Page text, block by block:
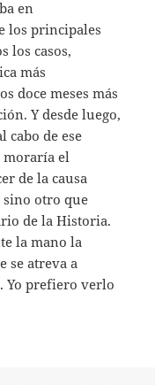
en
los principales
los casos,
más
doce meses más
Y desde luego,
cabo de ese
moraría el
de la causa
sino otro que
de la Historia.
la mano la
se atreva a
Yo prefiero verlo